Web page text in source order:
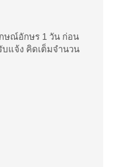
กษณ์อักษร 1 วัน ก่อน
บแจ้ง คิดเต็มจำนวน